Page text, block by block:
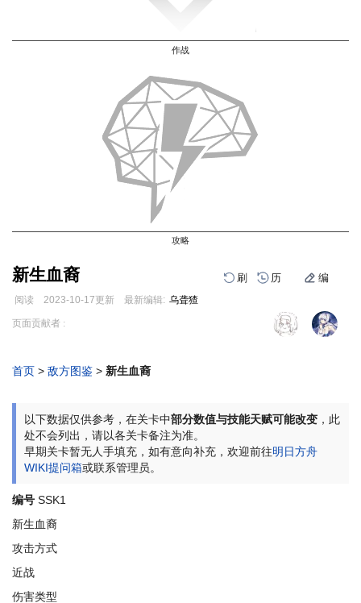
作战
攻略
新生血裔 刷 历 编
阅读 2023-10-17更新 最新编辑: 乌聋猹
跳
航
跳
索
页面贡献者 :
首页 > 敌方图鉴 > 新生血裔
以下数据仅供参考，在关卡中部分数值与技能天赋可能改变 ，此
处不会列出，请以各关卡备注为准。
早期关卡暂无人手填充，如有意向补充，欢迎前往明日方舟
WIKI提问箱或联系管理员。
编号 SSK1
新生血裔
攻击方式
近战
伤害类型